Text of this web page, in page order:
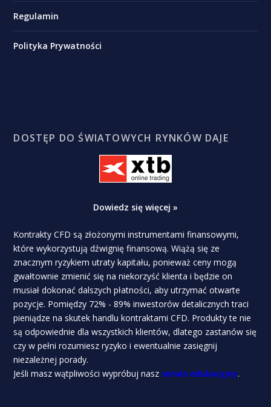
Regulamin
Polityka Prywatności
DOSTĘP DO ŚWIATOWYCH RYNKÓW DAJE
Dowiedz się więcej »
Kontrakty CFD są złożonymi instrumentami finansowymi,
które wykorzystują dźwignię finansową. Wiążą się ze
znacznym ryzykiem utraty kapitału, ponieważ ceny mogą
gwałtownie zmienić się na niekorzyść klienta i będzie on
musiał dokonać dalszych płatności, aby utrzymać otwarte
pozycje. Pomiędzy 72% - 89% inwestorów detalicznych traci
pieniądze na skutek handlu kontraktami CFD. Produkty te nie
są odpowiednie dla wszystkich klientów, dlatego zastanów się
czy w pełni rozumiesz ryzyko i ewentualnie zasięgnij
niezależnej porady.
Jeśli masz wątpliwości wypróbuj nasz serwis edukacyjny.